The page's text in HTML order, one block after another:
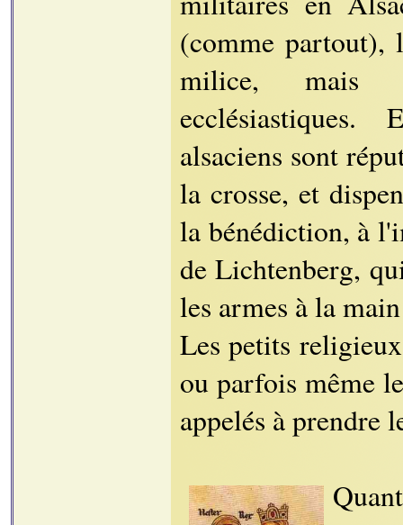
(comme partout),
milice, mais
alsaciens sont
la crosse, et
la bénédiction, à
de Lichtenberg,
les armes à la
Les petits
ou parfois même
appelés à prendre